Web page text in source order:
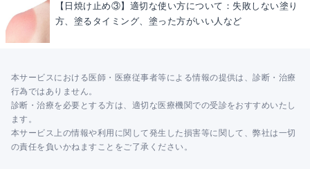
【日焼け止め③】適切な使い方について：失敗しない塗り
方、塗るタイミング、塗った方がいい人など
本サービスにおける医師・医療従事者等による情報の提供は、診断・治療
行為ではありません。
診断・治療を必要とする方は、適切な医療機関での受診をおすすめいたし
ます。
本サービス上の情報や利用に関して発生した損害等に関して、弊社は一切
の責任を負いかねますことをご了承ください。